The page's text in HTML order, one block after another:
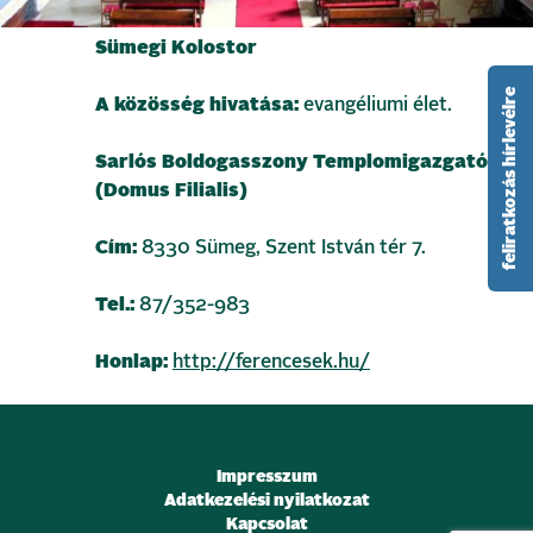
Sümegi Kolostor
A közösség hivatása: evangéliumi élet.
Sarlós Boldogasszony Templomigazgatóság
(Domus Filialis)
Cím: 8330 Sümeg, Szent István tér 7.
Tel.: 87/352-983
Honlap: http://ferencesek.hu/
Impresszum
Adatkezelési nyilatkozat
Kapcsolat
feliratkozás hírlevélre